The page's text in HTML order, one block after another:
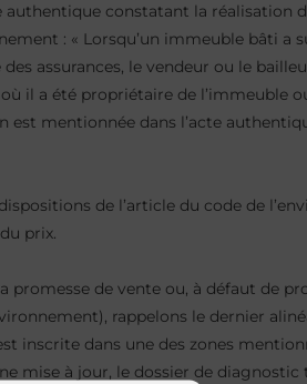
constatant la réalisation
: « Lorsqu’un immeuble bâti a
assurances, le vendeur ou le
il a été propriétaire de l’immeuble
mentionnée dans l’acte
de l’article du code de
prix.
de vente ou, à défaut de
rappelons le dernier
inscrite dans une des zones
mise à jour, le dossier de